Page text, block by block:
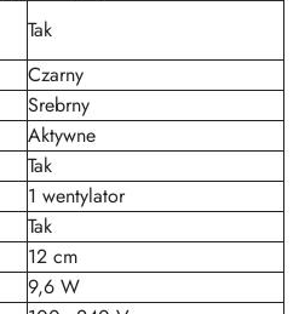
Tak
Czarny
Srebrny
Aktywne
Tak
1 wentylator
Tak
12 cm
9,6 W